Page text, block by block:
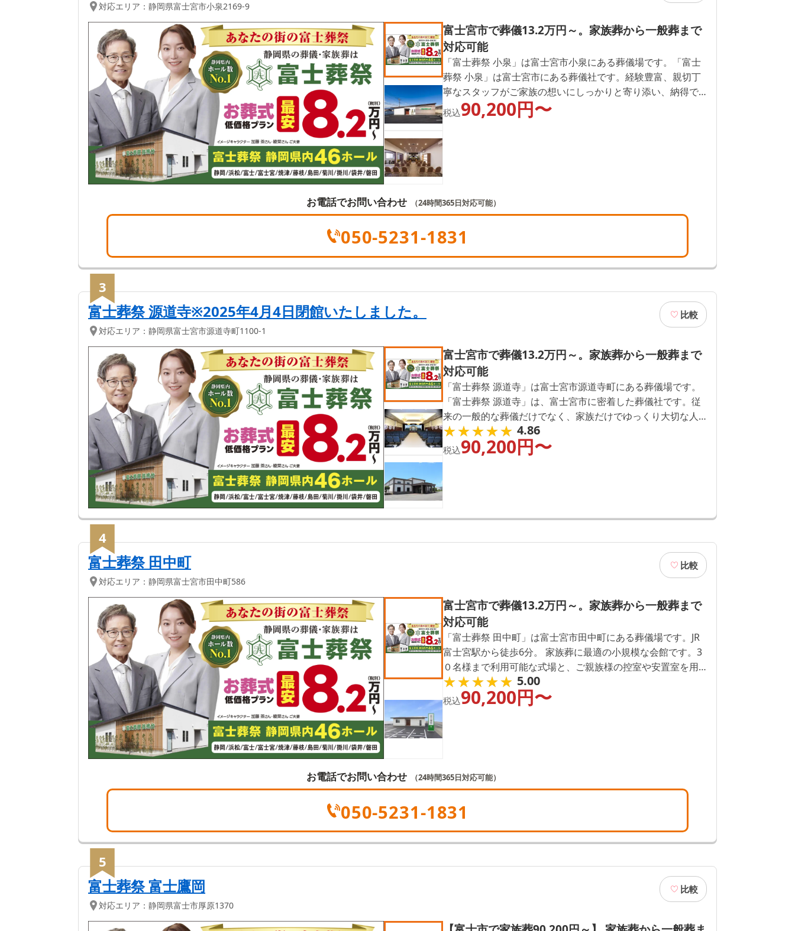
対応エリア： 静岡県富士宮市小泉2169-9
富士宮市で葬儀13.2万円～。家族葬から一般葬まで
対応可能
「富士葬祭 小泉」は富士宮市小泉にある葬儀場です。「富士
葬祭 小泉」は富士宮市にある葬儀社です。経験豊富、親切丁
寧なスタッフがご家族の想いにしっかりと寄り添い、納得で
きるお別れの形をご提案・サポートいたします。また、事前
相談からアフターサポートまで葬儀の全てをしっかりとお手
税込90,200円〜
お電話でお問い合わせ （24時間365日対応可能）
050-5231-1831
3
富士葬祭 源道寺※2025年4月4日閉館いたしました。
対応エリア： 静岡県富士宮市源道寺町1100-1
比較
富士宮市で葬儀13.2万円～。家族葬から一般葬まで
対応可能
「富士葬祭 源道寺」は富士宮市源道寺町にある葬儀場です。
「富士葬祭 源道寺」は、富士宮市に密着した葬儀社です。従
来の一般的な葬儀だけでなく、家族だけでゆっくり大切な人
を見送る「家族葬」にも対応可能。「費用について聞いてみ
たい」「富士宮市の葬儀事情を知りたい」どんなことでも
「富士葬祭 源道寺」にお聞きください。
★★★★★
★★★★★ 4.86
税込90,200円〜
4
富士葬祭 田中町
対応エリア： 静岡県富士宮市田中町586
比較
富士宮市で葬儀13.2万円～。家族葬から一般葬まで
対応可能
「富士葬祭 田中町」は富士宮市田中町にある葬儀場です。JR
富士宮駅から徒歩6分。 家族葬に最適の小規模な会館です。3
０名様まで利用可能な式場と、ご親族様の控室や安置室を用
意しております。 コンパクトながら上質な空間で、故人様に
ふさわしい時間を提供させていただきます。
★★★★★
★★★★★ 5.00
税込90,200円〜
お電話でお問い合わせ （24時間365日対応可能）
050-5231-1831
5
富士葬祭 富士鷹岡
対応エリア： 静岡県富士市厚原1370
比較